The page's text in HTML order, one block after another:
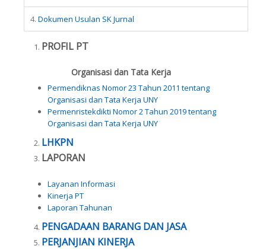
4. Dokumen Usulan SK Jurnal
PROFIL PT
Organisasi dan Tata Kerja
Permendiknas Nomor 23 Tahun 2011 tentang
Organisasi dan Tata Kerja UNY
Permenristekdikti Nomor 2 Tahun 2019 tentang
Organisasi dan Tata Kerja UNY
LHKPN
LAPORAN
Layanan Informasi
Kinerja PT
Laporan Tahunan
PENGADAAN BARANG DAN JASA
PERJANJIAN KINERJA